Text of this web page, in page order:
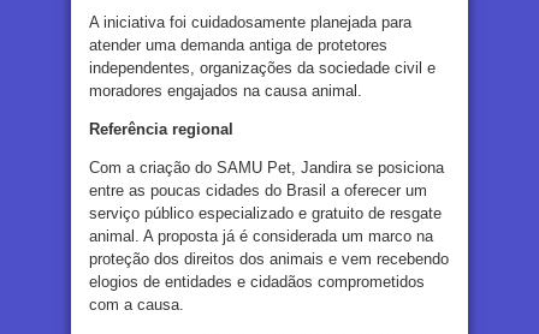
A iniciativa foi cuidadosamente planejada para
atender uma demanda antiga de protetores
independentes, organizações da sociedade civil e
moradores engajados na causa animal.
Referência regional
Com a criação do SAMU Pet, Jandira se posiciona
entre as poucas cidades do Brasil a oferecer um
serviço público especializado e gratuito de resgate
animal. A proposta já é considerada um marco na
proteção dos direitos dos animais e vem recebendo
elogios de entidades e cidadãos comprometidos
com a causa.